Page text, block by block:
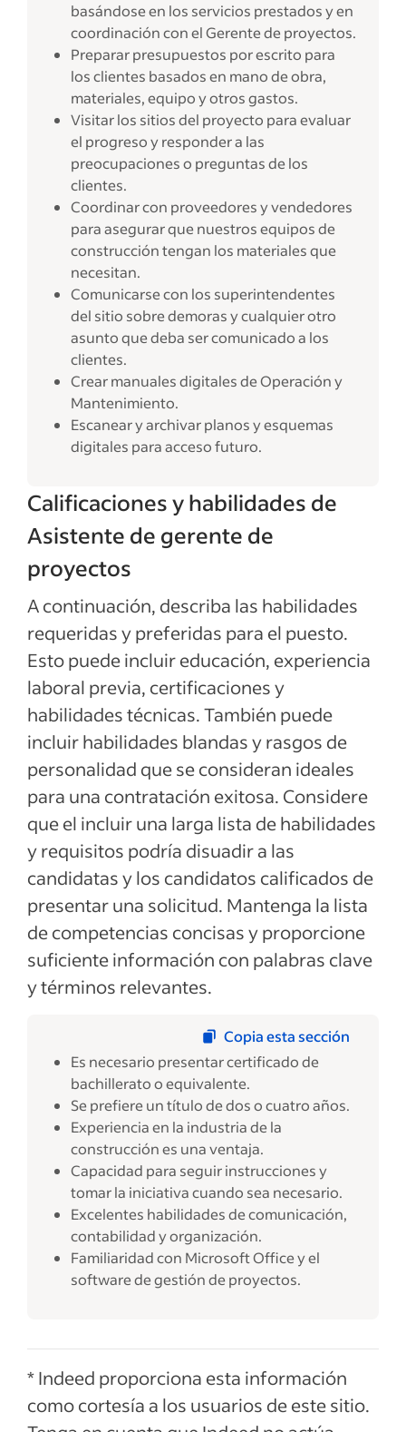
basándose en los servicios prestados y en
coordinación con el Gerente de proyectos.
Preparar presupuestos por escrito para
los clientes basados en mano de obra,
materiales, equipo y otros gastos.
Visitar los sitios del proyecto para evaluar
el progreso y responder a las
preocupaciones o preguntas de los
clientes.
Coordinar con proveedores y vendedores
para asegurar que nuestros equipos de
construcción tengan los materiales que
necesitan.
Comunicarse con los superintendentes
del sitio sobre demoras y cualquier otro
asunto que deba ser comunicado a los
clientes.
Crear manuales digitales de Operación y
Mantenimiento.
Escanear y archivar planos y esquemas
digitales para acceso futuro.
Calificaciones y habilidades de
Asistente de gerente de
proyectos
A continuación, describa las habilidades
requeridas y preferidas para el puesto.
Esto puede incluir educación, experiencia
laboral previa, certificaciones y
habilidades técnicas. También puede
incluir habilidades blandas y rasgos de
personalidad que se consideran ideales
para una contratación exitosa. Considere
que el incluir una larga lista de habilidades
y requisitos podría disuadir a las
candidatas y los candidatos calificados de
presentar una solicitud. Mantenga la lista
de competencias concisas y proporcione
suficiente información con palabras clave
y términos relevantes.
Copia esta sección
Es necesario presentar certificado de
bachillerato o equivalente.
Se prefiere un título de dos o cuatro años.
Experiencia en la industria de la
construcción es una ventaja.
Capacidad para seguir instrucciones y
tomar la iniciativa cuando sea necesario.
Excelentes habilidades de comunicación,
contabilidad y organización.
Familiaridad con Microsoft Office y el
software de gestión de proyectos.
* Indeed proporciona esta información
como cortesía a los usuarios de este sitio.